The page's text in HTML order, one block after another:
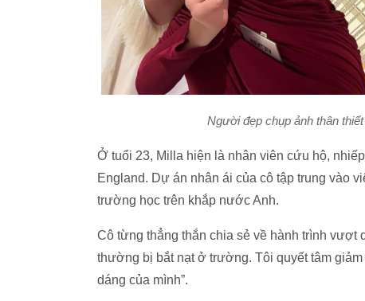
Người đẹp chụp ảnh thân
Ở tuổi 23, Milla hiện là nhân viên cứu hộ,
England. Dự án nhân ái của cô tập trung vào
trường học trên khắp nước Anh.
Cô từng thẳng thắn chia sẻ về hành trình vượt
thường bị bắt nạt ở trường. Tôi quyết tâm
dáng của mình”.